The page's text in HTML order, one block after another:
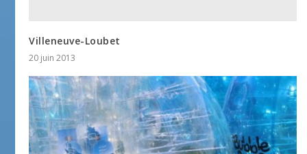
Villeneuve-Loubet
20 juin 2013